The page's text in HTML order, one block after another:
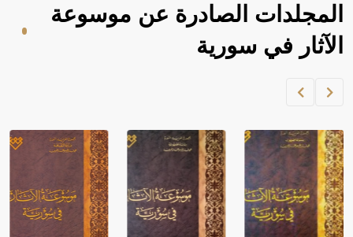
المجلدات الصادرة عن موسوعة
الآثار في سورية